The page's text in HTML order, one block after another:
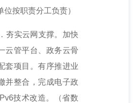
位按职责分工负责）
实云网支撑。加快
云管平台、政务云骨
套项目。有序推进业
并整合，完成电子政
技术改造。（省数